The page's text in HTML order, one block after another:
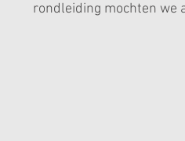
rondleiding mochten we